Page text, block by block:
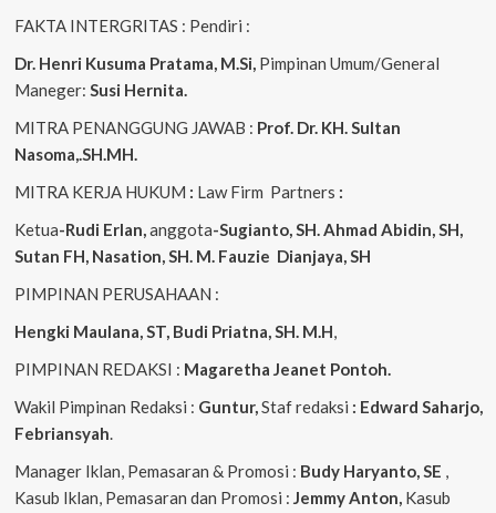
FAKTA INTERGRITAS : Pendiri :
Dr. Henri Kusuma Pratama, M.Si, Pimpinan Umum/General
Maneger: Susi Hernita.
MITRA PENANGGUNG JAWAB : Prof. Dr. KH. Sultan
Nasoma,.SH.MH.
MITRA KERJA HUKUM : Law Firm Partners :
Ketua-Rudi Erlan,anggota-Sugianto, SH. Ahmad Abidin, SH,
Sutan FH, Nasation, SH. M. Fauzie Dianjaya, SH
PIMPINAN PERUSAHAAN :
Hengki Maulana, ST, Budi Priatna, SH. M.H,
PIMPINAN REDAKSI : Magaretha Jeanet Pontoh.
Wakil Pimpinan Redaksi : Guntur,Staf redaksi : Edward Saharjo,
Febriansyah.
Manager Iklan, Pemasaran & Promosi : Budy Haryanto, SE ,
Kasub Iklan, Pemasaran dan Promosi : Jemmy Anton, Kasub